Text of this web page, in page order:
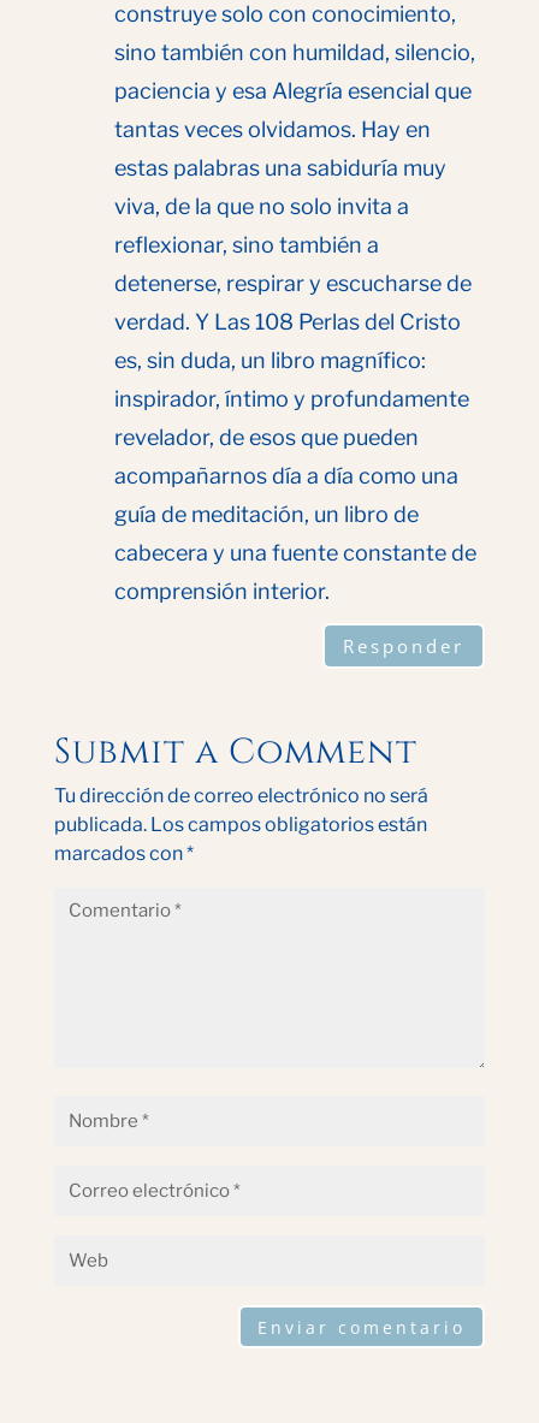
construye solo con conocimiento,
sino también con humildad, silencio,
paciencia y esa Alegría esencial que
tantas veces olvidamos. Hay en
estas palabras una sabiduría muy
viva, de la que no solo invita a
reflexionar, sino también a
detenerse, respirar y escucharse de
verdad. Y Las 108 Perlas del Cristo
es, sin duda, un libro magnífico:
inspirador, íntimo y profundamente
revelador, de esos que pueden
acompañarnos día a día como una
guía de meditación, un libro de
cabecera y una fuente constante de
comprensión interior.
Responder
Submit a Comment
Tu dirección de correo electrónico no será
publicada. Los campos obligatorios están
marcados con*
Enviar comentario